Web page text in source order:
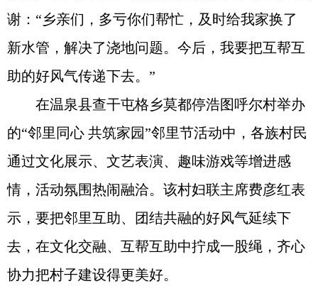
谢：“乡亲们，多亏你们帮忙，及时给我家换了
新水管，解决了浇地问题。今后，我要把互帮互
助的好风气传递下去。”
在温泉县查干屯格乡莫都停浩图呼尔村举办
的“邻里同心 共筑家园”邻里节活动中，各族村民
通过文化展示、文艺表演、趣味游戏等增进感
情，活动氛围热闹融洽。该村妇联主席费彦红表
示，要把邻里互助、团结共融的好风气延续下
去，在文化交融、互帮互助中拧成一股绳，齐心
协力把村子建设得更美好。